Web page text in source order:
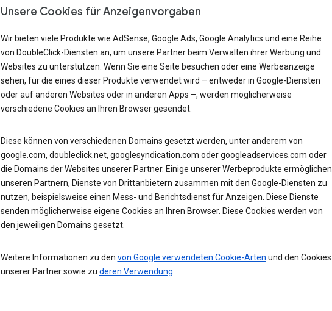
Unsere Cookies für Anzeigenvorgaben
Wir bieten viele Produkte wie AdSense, Google Ads, Google Analytics und eine Reihe
von DoubleClick-Diensten an, um unsere Partner beim Verwalten ihrer Werbung und
Websites zu unterstützen. Wenn Sie eine Seite besuchen oder eine Werbeanzeige
sehen, für die eines dieser Produkte verwendet wird – entweder in Google-Diensten
oder auf anderen Websites oder in anderen Apps –, werden möglicherweise
verschiedene Cookies an Ihren Browser gesendet.
Diese können von verschiedenen Domains gesetzt werden, unter anderem von
google.com, doubleclick.net, googlesyndication.com oder googleadservices.com oder
die Domains der Websites unserer Partner. Einige unserer Werbeprodukte ermöglichen
unseren Partnern, Dienste von Drittanbietern zusammen mit den Google-Diensten zu
nutzen, beispielsweise einen Mess- und Berichtsdienst für Anzeigen. Diese Dienste
senden möglicherweise eigene Cookies an Ihren Browser. Diese Cookies werden von
den jeweiligen Domains gesetzt.
Weitere Informationen zu den von Google verwendeten Cookie-Arten und den Cookies
unserer Partner sowie zu deren Verwendung